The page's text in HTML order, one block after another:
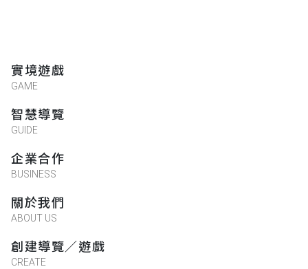
實境遊戲
GAME
智慧導覽
GUIDE
企業合作
BUSINESS
關於我們
ABOUT US
創建導覽／遊戲
CREATE